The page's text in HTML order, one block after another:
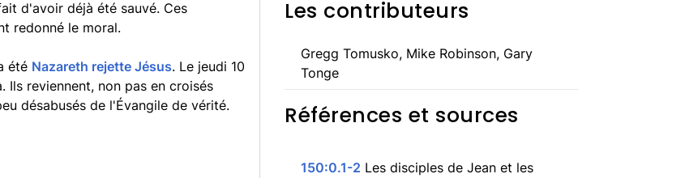
d'avoir déjà été sauvé. Ces
redonné le moral.
été Nazareth rejette Jésus. Le jeudi 10
Ils reviennent, non pas en croisés
désabusés de l'Évangile de vérité.
Les contributeurs
Gregg Tomusko, Mike Robinson, Gary
Tonge
Références et sources
150:0.1-2 Les disciples de Jean et les